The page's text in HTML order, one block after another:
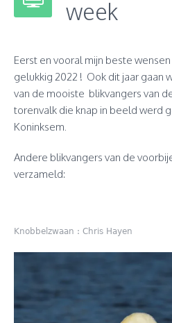
week
Eerst en vooral mijn beste
gelukkig 2022 ! Ook dit jaar gaan
van de mooiste blikvangers van
torenvalk die knap in beeld werd
Koninksem.
Andere blikvangers van de
verzameld:
Knobbelzwaan : Chris Hayen